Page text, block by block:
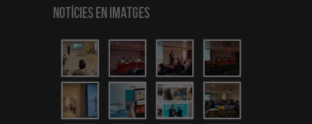
Notícies en Imatges